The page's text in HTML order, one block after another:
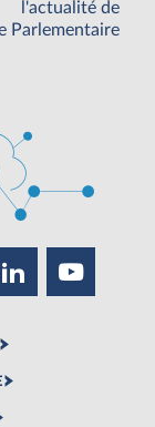
l'actualité de
Parlementaire